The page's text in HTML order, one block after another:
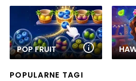
POP FRUIT
POPULARNE TAGI